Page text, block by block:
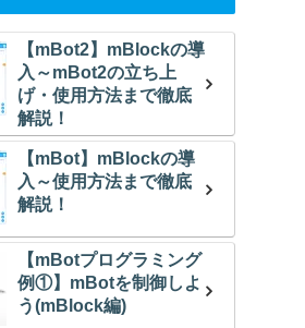
【mBot2】mBlockの導
入～mBot2の立ち上
げ・使用方法まで徹底
解説！
【mBot】mBlockの導
入～使用方法まで徹底
解説！
【mBotプログラミング
例①】mBotを制御しよ
う(mBlock編)